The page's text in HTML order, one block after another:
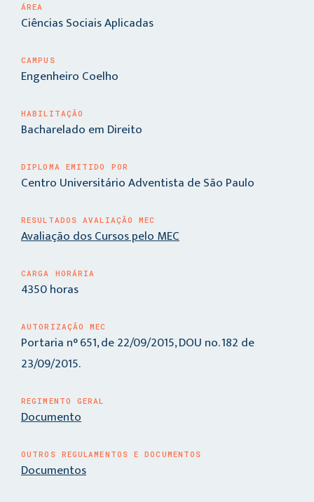
ÁREA
Ciências Sociais Aplicadas
CAMPUS
Engenheiro Coelho
HABILITAÇÃO
Bacharelado em Direito
DIPLOMA EMITIDO POR
Centro Universitário Adventista de São Paulo
RESULTADOS AVALIAÇÃO MEC
Avaliação dos Cursos pelo MEC
CARGA HORÁRIA
4350 horas
AUTORIZAÇÃO MEC
Portaria n° 651, de 22/09/2015, DOU no. 182 de
23/09/2015.
REGIMENTO GERAL
Documento
OUTROS REGULAMENTOS E DOCUMENTOS
Documentos